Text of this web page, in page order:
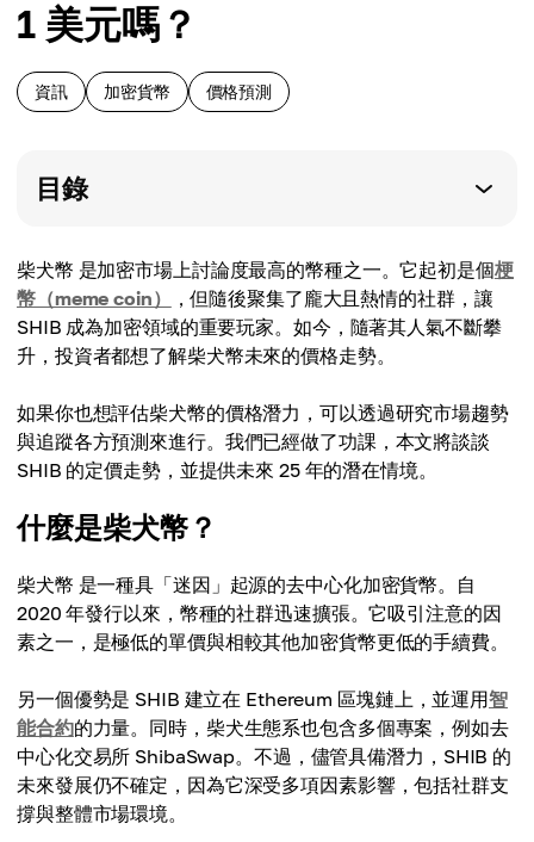
1 美元嗎？
資訊 加密貨幣 價格預測
目錄
柴犬幣 是加密市場上討論度最高的幣種之一。它起初是個梗
幣（meme coin）
，但隨後聚集了龐大且熱情的社群，讓
SHIB 成為加密領域的重要玩家。如今，隨著其人氣不斷攀
升，投資者都想了解柴犬幣未來的價格走勢。
如果你也想評估柴犬幣的價格潛力，可以透過研究市場趨勢
與追蹤各方預測來進行。我們已經做了功課，本文將談談
SHIB 的定價走勢，並提供未來 25 年的潛在情境。
什麼是柴犬幣？
柴犬幣 是一種具「迷因」起源的去中心化加密貨幣。自
2020 年發行以來，幣種的社群迅速擴張。它吸引注意的因
素之一，是極低的單價與相較其他加密貨幣更低的手續費。
另一個優勢是 SHIB 建立在 Ethereum 區塊鏈上，並運用智
能合約的力量。同時，柴犬生態系也包含多個專案，例如去
中心化交易所 ShibaSwap。不過，儘管具備潛力，SHIB 的
未來發展仍不確定，因為它深受多項因素影響，包括社群支
撐與整體市場環境。